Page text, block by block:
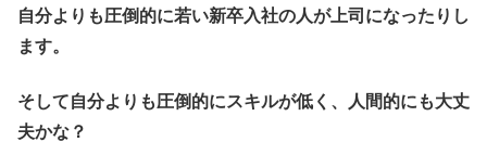
自分よりも圧倒的に若い新卒入社の人が上司になったりし
ます。
そして自分よりも圧倒的にスキルが低く、人間的にも大丈
夫かな？